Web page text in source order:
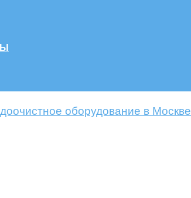
оборудование в Москве